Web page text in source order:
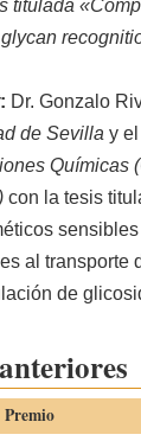
titulada
: Dr. Gonzalo
de Sevilla y el
Químicas
con la tesis
al transporte
de
Premio